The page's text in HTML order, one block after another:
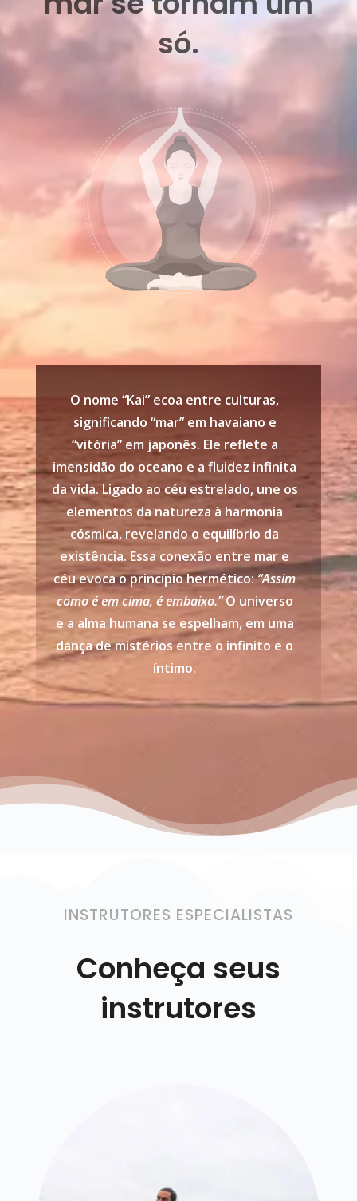
só.
O nome “Kai” ecoa entre culturas,
significando “mar” em havaiano e
“vitória” em japonês. Ele reflete a
imensidão do oceano e a fluidez infinita
da vida. Ligado ao céu estrelado, une os
elementos da natureza à harmonia
cósmica, revelando o equilíbrio da
existência. Essa conexão entre mar e
céu evoca o princípio hermético:“Assim
como é em cima, é embaixo.”O universo
e a alma humana se espelham, em uma
dança de mistérios entre o infinito e o
íntimo.
INSTRUTORES ESPECIALISTAS
Conheça seus
instrutores